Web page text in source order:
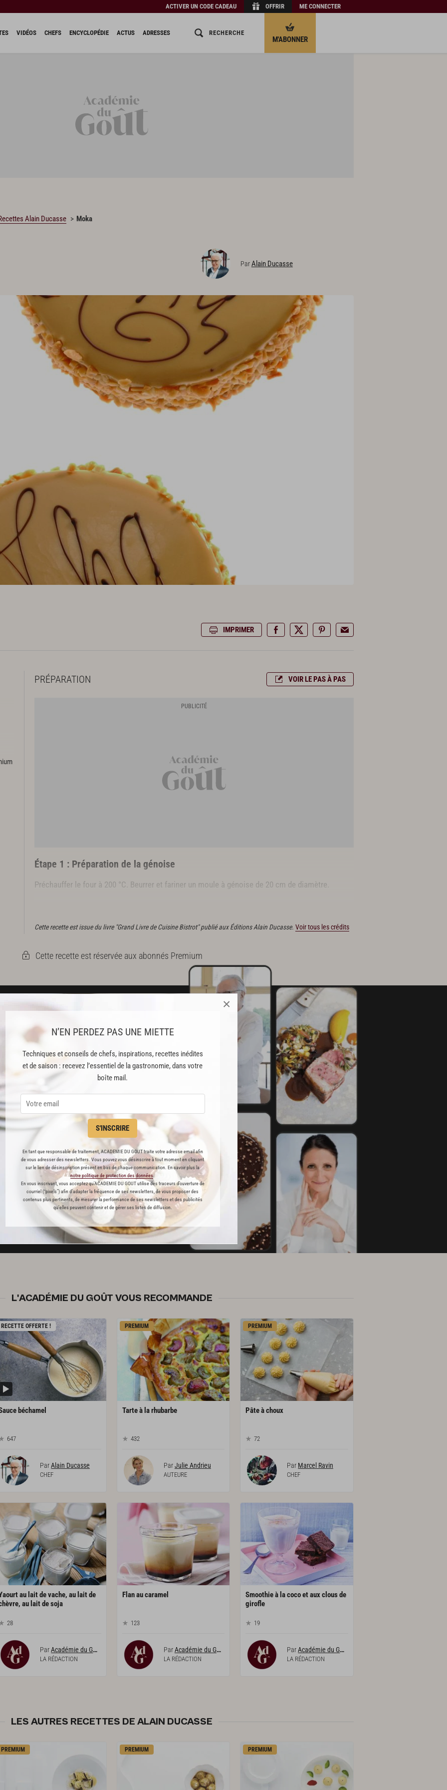
N’EN PERDEZ PAS UNE MIETTE
Techniques et conseils de chefs, inspirations, recettes inédites
et de saison : recevez l’essentiel de la gastronomie, dans votre
boîte mail.
S'INSCRIRE
En tant que responsable de traitement, ACADEMIE DU GOUT traite votre adresse email afin
de vous adresser des newsletters. Vous pouvez vous désinscrire à tout moment en cliquant
sur le lien de désinscription présent en bas de chaque communication. En savoir plus la
notre politique de protection des données.
En vous inscrivant, vous acceptez qu'ACADEMIE DU GOUT utilise des traceurs d’ouverture de
courriel (“pixels”) afin d’adapter la fréquence de ses newsletters, de vous proposer des
contenus plus pertinents, de mesurer la performance de ses newsletters et des publicités
qu’elles peuvent contenir et de gérer ses listes de diffusion.
×
ACTIVER UN CODE CADEAU OFFRIR ME CONNECTER
VIDÉOS CHEFS ENCYCLOPÉDIE ACTUS ADRESSES RECHERCHE
M'ABONNER
Alain Ducasse Moka
ParAlain Ducasse
IMPRIMER
PRÉPARATION VOIR LE PAS À PAS
Étape 1 : Préparation de la génoise
Préchauffer le four à 200 °C. Beurrer et fariner un moule à génoise de 20 cm de diamètre.
Cette recette est issue du livre "Grand Livre de Cuisine Bistrot" publié aux Éditions Alain Ducasse. Voir tous les crédits
Cette recette est réservée aux abonnés Premium
PREMIUM
ACCESSIBLE !
? JE ME CONNECTE
L'ACADÉMIE DU GOÛT VOUS RECOMMANDE
RECETTE OFFERTE !
béchamel
647
ParAlain Ducasse
CHEF
PREMIUM
Tarteà larhubarbe
432
ParJulie Andrieu
AUTEURE
PREMIUM
Pâteàchoux
72
Par Marcel Ravin
CHEF
au lait de vache, au lait de
au lait de soja
28
ParAcadémie du Goût
LA RÉDACTION
Flanaucaramel
123
ParAcadémie du Goût
LA RÉDACTION
Smoothie à la coco et aux clous de
girofle
19
ParAcadémie du Goût
LA RÉDACTION
LES AUTRES RECETTES DE ALAIN DUCASSE
PREMIUM PREMIUM PREMIUM